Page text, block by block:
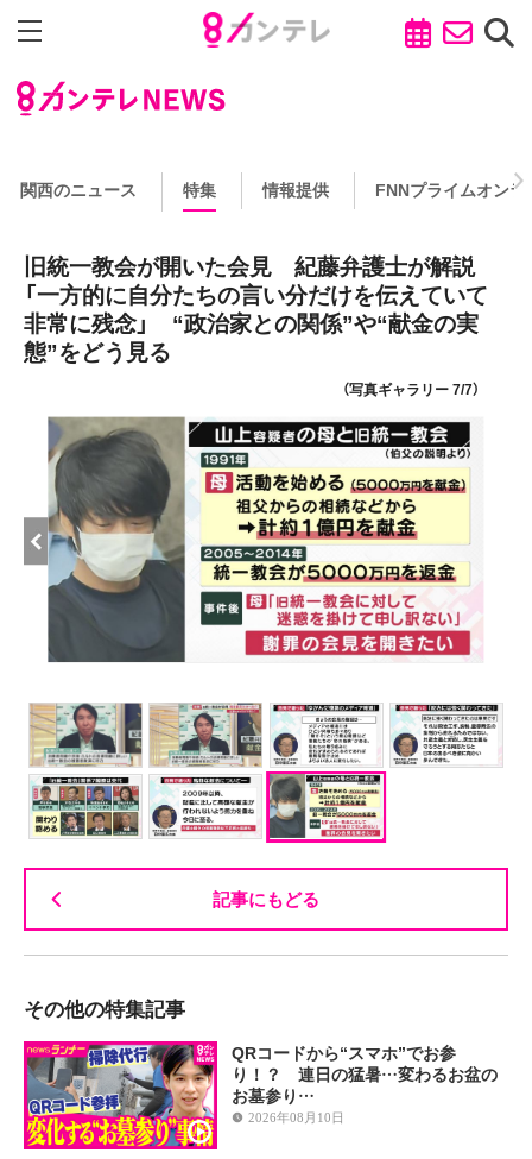
関西のニュース 特集 情報提供 FNNプライムオンラ
旧統一教会が開いた会見 紀藤弁護士が解説
「一方的に自分たちの言い分だけを伝えていて
非常に残念」 “政治家との関係”や“献金の実
態”をどう見る
（写真ギャラリー 7/7）
記事にもどる
その他の特集記事
QRコードから“スマホ”でお参
り！？ 連日の猛暑…変わるお盆の
お墓参り…
2026年08月10日